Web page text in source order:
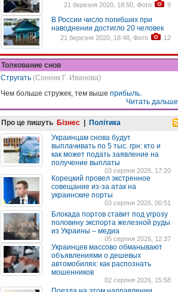
21 березня 2020, 18:50, Фото 9
В России число погибших при
наводнении достигло 20 человек
21 березня 2020, 18:48, Фото 12
Толкование снов
Стругать (Сонник Г. Иванова)
Чем больше стружек, тем выше прибыль.
Читать дальше
Про це пишуть Бізнес | Політика
Украинцам снова будут
выплачивать по 5 тыс. грн: кто и
как может подать заявление на
получение выплаты
03 серпня 2026, 17:20
Корецкий провел экстренное
совещание из-за атак на
украинские порты
03 серпня 2026, 00:51
Блокада портов ставит под угрозу
половину экспорта железной руды
из Украины – медиа
05 серпня 2026, 12:37
Украинцев массово обманывают
объявлениями о дешевых
автомобилях: как распознать
мошенников
02 серпня 2026, 15:58